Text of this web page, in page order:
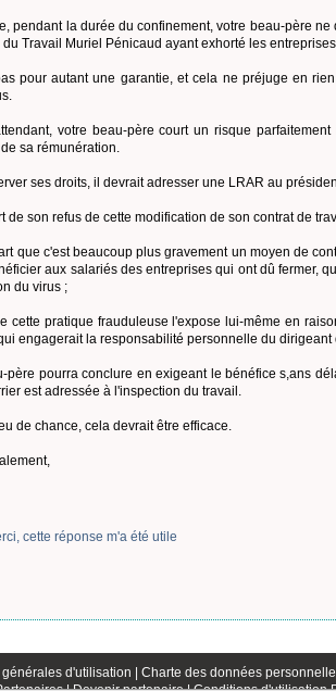
pendant la durée du confinement, votre beau-père
du Travail Muriel Pénicaud ayant exhorté les
pour autant une garantie, et cela ne préjuge en
votre beau-père court un risque
sa rémunération.
ses droits, il devrait adresser une LRAR au
de son refus de cette modification de son contrat de
que c'est beaucoup plus gravement un moyen de
aux salariés des entreprises qui ont dû fermer,
du virus ;
cette pratique frauduleuse l'expose lui-même en
engagerait la responsabilité personnelle du
père pourra conclure en exigeant le bénéfice s,ans
est adressée à l'inspection du travail.
de chance, cela devrait être efficace.
cette réponse m'a été utile
d'utilisation | Charte des données